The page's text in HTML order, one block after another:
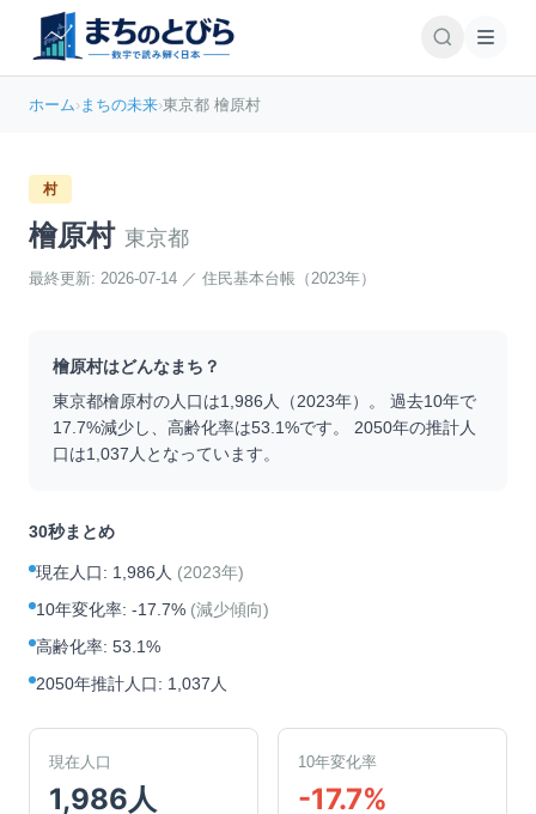
ホーム›まちの未来›東京都 檜原村
村
檜原村 東京都
最終更新: 2026-07-14 ／ 住民基本台帳（2023年）
檜原村はどんなまち？
東京都檜原村の人口は1,986 人（2023年）。 過去10年で
17.7%減少し、高齢化率は53.1%です。 2050年の推計人
口は1,037 人となっています。
30秒まとめ
現在人口: 1,986人 (2023年)
10年変化率: -17.7% (減少傾向)
高齢化率: 53.1%
2050年推計人口: 1,037人
現在人口
1,986人
10年変化率
-17.7%